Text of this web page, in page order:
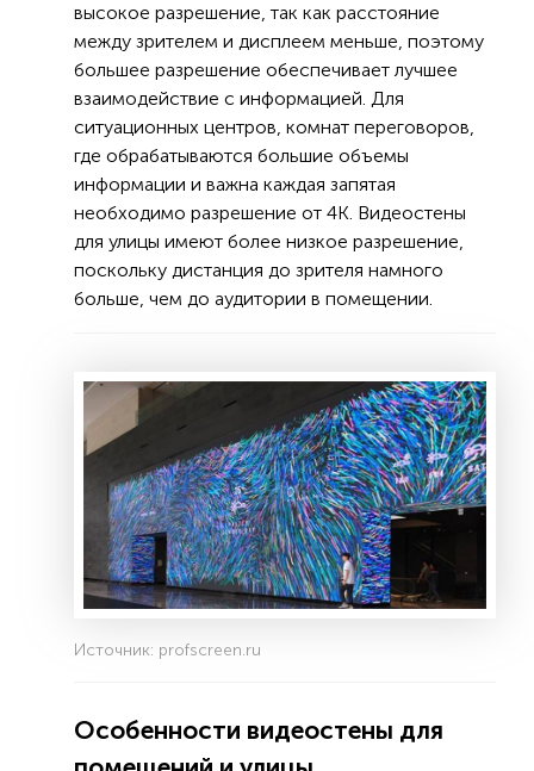
высокое разрешение, так как расстояние
между зрителем и дисплеем меньше, поэтому
большее разрешение обеспечивает лучшее
взаимодействие с информацией. Для
ситуационных центров, комнат переговоров,
где обрабатываются большие объемы
информации и важна каждая запятая
необходимо разрешение от 4К. Видеостены
для улицы имеют более низкое разрешение,
поскольку дистанция до зрителя намного
больше, чем до аудитории в помещении.
Источник: profscreen.ru
Особенности видеостены для